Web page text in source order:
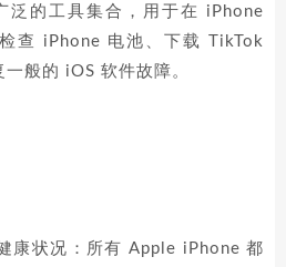
泛的工具集合，用于在 iPhone
查 iPhone 电池、下载 TikTok
般的 iOS 软件故障。
康状况：所有 Apple iPhone 都